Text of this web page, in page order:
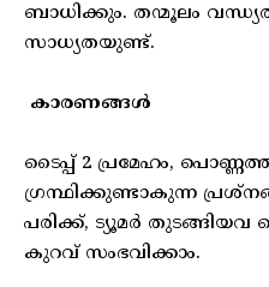
ബാധിക്കും. തന്മൂലം
സാധ്യതയുണ്ട്.
കാരണങ്ങൾ
ടൈപ്പ് 2 പ്രമേഹം,
ഗ്രന്ഥിക്കുണ്ടാകുന്ന
പരിക്ക്, ട്യൂമർ
കുറവ് സംഭവിക്കാം.